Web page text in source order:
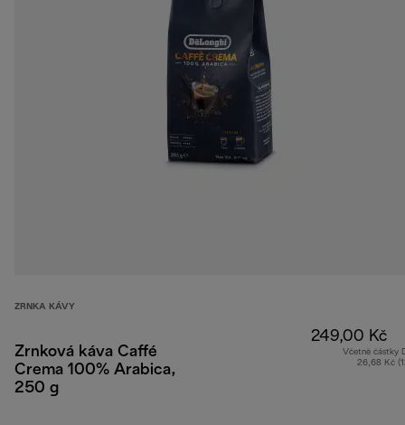
ZRNKA KÁVY
Zrnková káva Caffé
Crema 100% Arabica,
250 g
249,00 Kč
Včetně částky
26,68 Kč